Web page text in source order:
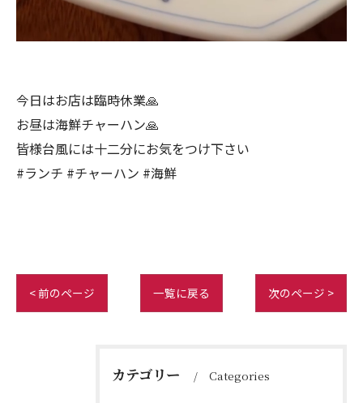
今日はお店は臨時休業🙏
お昼は海鮮チャーハン🙏
皆様台風には十二分にお気をつけ下さい
#ランチ #チャーハン #海鮮
< 前のページ 一覧に戻る 次のページ >
カテゴリー Categories